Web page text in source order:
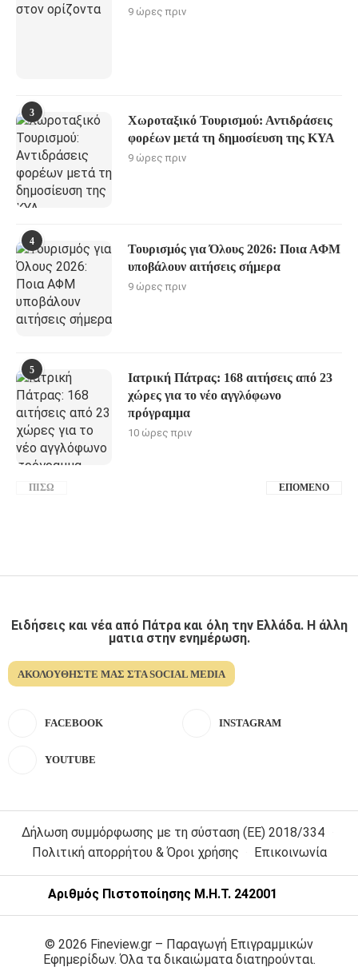
9 ώρες πριν
3
Χωροταξικό Τουρισμού: Αντιδράσεις
φορέων μετά τη δημοσίευση της ΚΥΑ
9 ώρες πριν
4
Τουρισμός για Όλους 2026: Ποια ΑΦΜ
υποβάλουν αιτήσεις σήμερα
9 ώρες πριν
5
Ιατρική Πάτρας: 168 αιτήσεις από 23
χώρες για το νέο αγγλόφωνο
πρόγραμμα
10 ώρες πριν
ΠΊΣΩ ΕΠΌΜΕΝΟ
Ειδήσεις και νέα από Πάτρα και όλη την Ελλάδα. Η άλλη
ματια στην ενημέρωση.
ΑΚΟΛΟΥΘΉΣΤΕ ΜΑΣ ΣΤΑ SOCIAL MEDIA
FACEBOOK INSTAGRAM
YOUTUBE
Δήλωση συμμόρφωσης με τη σύσταση (ΕΕ) 2018/334
Πολιτική απορρήτου & Όροι χρήσης
Επικοινωνία
Αριθμός Πιστοποίησης Μ.Η.Τ. 242001
© 2026 Fineview.gr – Παραγωγή Επιγραμμικών
Εφημερίδων. Όλα τα δικαιώματα διατηρούνται.